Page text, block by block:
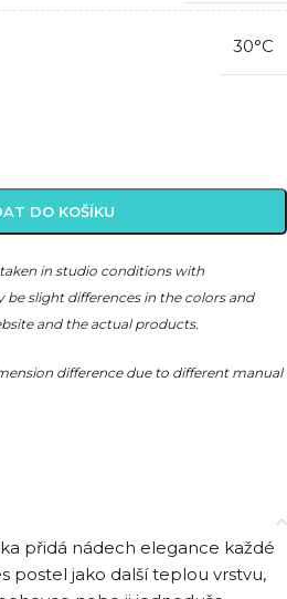
30°C
DO KOŠÍKU
in studio conditions with
be slight differences in the colors and
and the actual products.
difference due to different manual
přidá nádech elegance každé
postel jako další teplou vrstvu,